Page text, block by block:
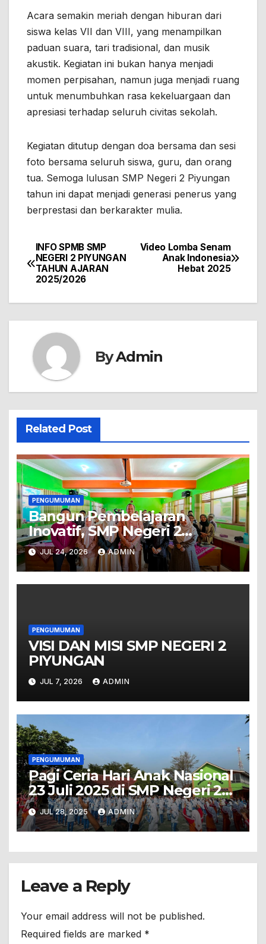
Acara semakin meriah dengan hiburan dari
siswa kelas VII dan VIII, yang menampilkan
paduan suara, tari tradisional, dan musik
akustik. Kegiatan ini bukan hanya menjadi
momen perpisahan, namun juga menjadi ruang
untuk menumbuhkan rasa kekeluargaan dan
apresiasi terhadap seluruh civitas sekolah.
Kegiatan ditutup dengan doa bersama dan sesi
foto bersama seluruh siswa, guru, dan orang
tua. Semoga lulusan SMP Negeri 2 Piyungan
tahun ini dapat menjadi generasi penerus yang
berprestasi dan berkarakter mulia.
Post
navigation
Video Lomba Senam
Anak Indonesia
Hebat 2025
INFO SPMB SMP
NEGERI 2 PIYUNGAN
TAHUN AJARAN
2025/2026
ByAdmin
Related Post
PENGUMUMAN
Bangun Pembelajaran
Inovatif, SMP Negeri 2
Piyungan Gelar Bimbingan
Teknis STEM bagi Guru dan
Tenaga Kependidikan
JUL 24, 2026 ADMIN
PENGUMUMAN
VISI DAN MISI SMP NEGERI 2
PIYUNGAN
JUL 7, 2026 ADMIN
PENGUMUMAN
Pagi Ceria Hari Anak Nasional
23 Juli 2025 di SMP Negeri 2
Piyungan
JUL 28, 2025 ADMIN
Leave a Reply
Your email address will not be published.
Required fields are marked *